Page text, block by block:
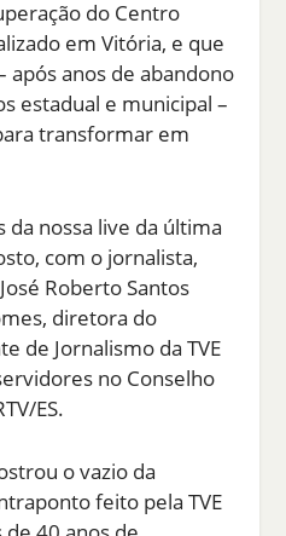
do Centro
em Vitória, e que
após anos de abandono
estadual e municipal –
transformar em
da nossa live da última
com o jornalista,
Roberto Santos
diretora do
de Jornalismo da TVE
no Conselho
ES.
o vazio da
feito pela TVE